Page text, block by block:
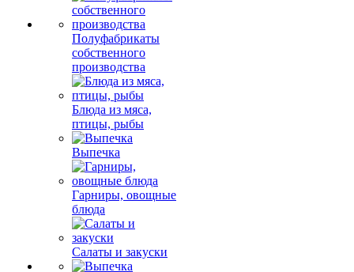
Полуфабрикаты
собственного
производства
Блюда из мяса,
птицы, рыбы
Выпечка
Гарниры, овощные
блюда
Салаты и закуски